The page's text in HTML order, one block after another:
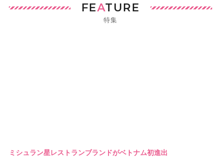
FEATURE
特集
ミシュラン星レストランブランドがベトナム初進出